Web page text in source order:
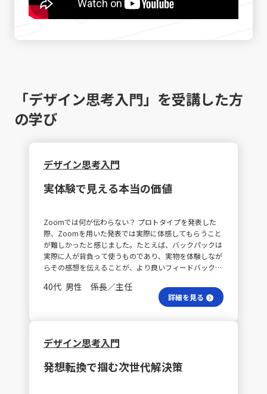
「デザイン思考入門」を受講した方
の学び
デザイン思考入門
実体験で見える本当の価値
Zoomでは何が伝わらない？ プロトタイプを発表した
際、Zoomを用いた発表では実際に体感してもらうこと
が難しかったと感じました。たとえば、バックパックは
実際に人が背負って使うものであり、実物を体験しなが
らその感想を伝えることが、より良いフィードバックに
また、体感することの重要性は、他の事例にも応用可能
だと感じました。私が行政の職員として携わっている電
トしてもらうことで、多角的なフィードバックを得るこ
体的には、まず自らツールを用いて手続きを作成し、そ
40代 男性 係長／主任
詳細を見る
デザイン思考入門
発想転換で掴む次世代解決策